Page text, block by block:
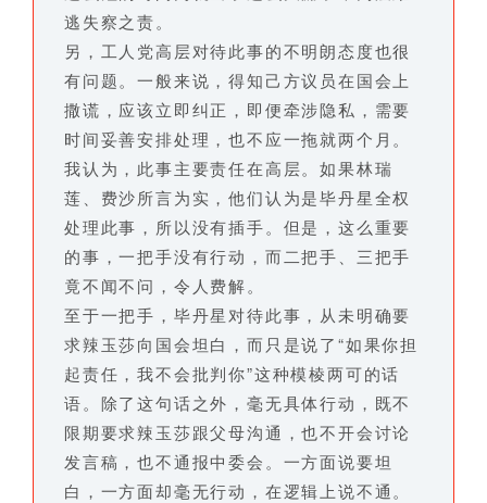
逃失察之责。
另，工人党高层对待此事的不明朗态度也很
有问题。一般来说，得知己方议员在国会上
撒谎，应该立即纠正，即便牵涉隐私，需要
时间妥善安排处理，也不应一拖就两个月。
我认为，此事主要责任在高层。如果林瑞
莲、费沙所言为实，他们认为是毕丹星全权
处理此事，所以没有插手。但是，这么重要
的事，一把手没有行动，而二把手、三把手
竟不闻不问，令人费解。
至于一把手，毕丹星对待此事，从未明确要
求辣玉莎向国会坦白，而只是说了“如果你担
起责任，我不会批判你”这种模棱两可的话
语。除了这句话之外，毫无具体行动，既不
限期要求辣玉莎跟父母沟通，也不开会讨论
发言稿，也不通报中委会。一方面说要坦
白，一方面却毫无行动，在逻辑上说不通。